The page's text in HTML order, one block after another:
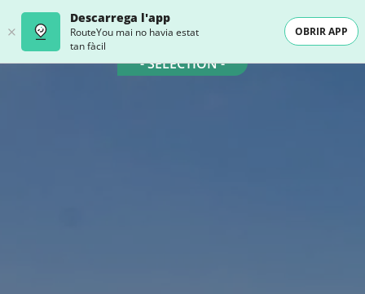
Descarrega l'app
RouteYou mai no havia estat
tan fàcil
OBRIR APP
- SELECTION -